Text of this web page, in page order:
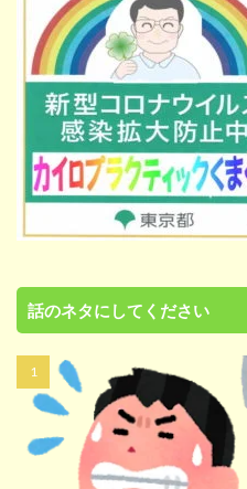
話のネタにしてください